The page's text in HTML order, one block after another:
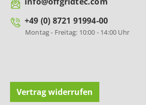
+49 (0) 8721 91994-00
Montag - Freitag: 10:00 - 14:00 Uhr
Vertrag widerrufen